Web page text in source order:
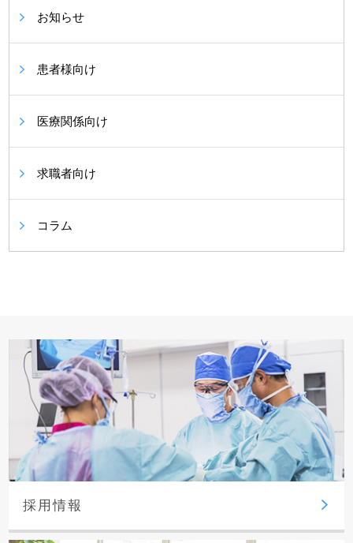
お知らせ
患者様向け
医療関係向け
求職者向け
コラム
採用情報